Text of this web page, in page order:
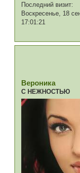
Последний визит:
Воскресенье, 18
17:01:21
Вероника
С НЕЖНОСТЬЮ